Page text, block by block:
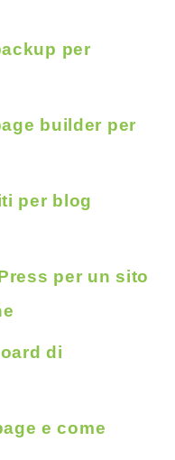
per
builder per
per blog
per un sito
di
e come